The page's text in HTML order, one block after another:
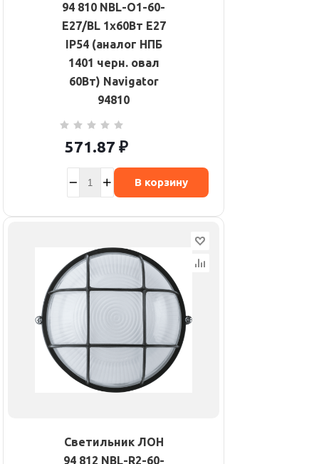
94 810 NBL-O1-60-
E27/BL 1х60Вт E27
IP54 (аналог НПБ
1401 черн. овал
60Вт) Navigator
94810
571.87 ₽
В корзину
Светильник ЛОН
94 812 NBL-R2-60-